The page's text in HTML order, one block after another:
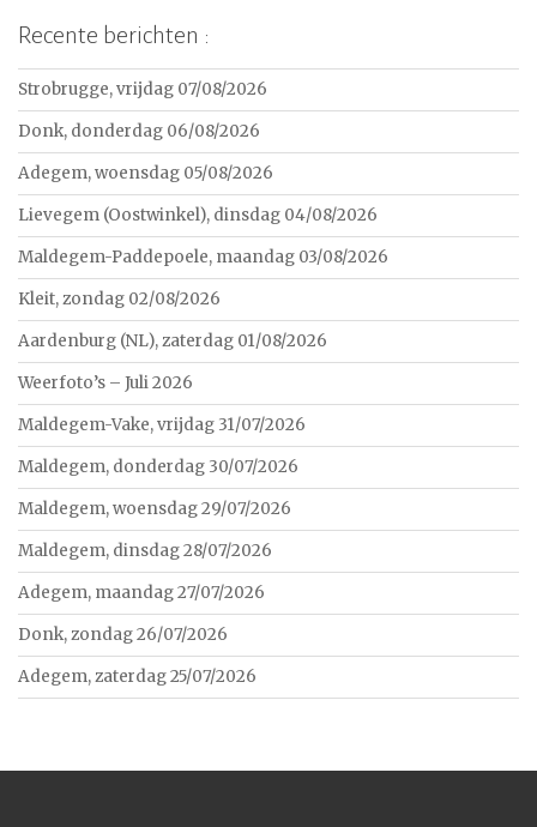
Recente berichten :
Strobrugge, vrijdag 07/08/2026
Donk, donderdag 06/08/2026
Adegem, woensdag 05/08/2026
Lievegem (Oostwinkel), dinsdag 04/08/2026
Maldegem-Paddepoele, maandag 03/08/2026
Kleit, zondag 02/08/2026
Aardenburg (NL), zaterdag 01/08/2026
Weerfoto’s – Juli 2026
Maldegem-Vake, vrijdag 31/07/2026
Maldegem, donderdag 30/07/2026
Maldegem, woensdag 29/07/2026
Maldegem, dinsdag 28/07/2026
Adegem, maandag 27/07/2026
Donk, zondag 26/07/2026
Adegem, zaterdag 25/07/2026